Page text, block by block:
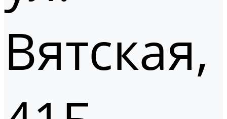
Вятская,